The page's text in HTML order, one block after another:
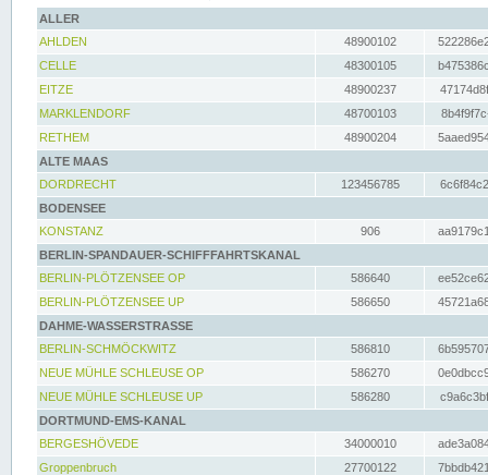
ALLER
AHLDEN
48900102
CELLE
48300105
EITZE
48900237
MARKLENDORF
48700103
RETHEM
48900204
ALTE MAAS
DORDRECHT
123456785
BODENSEE
KONSTANZ
906
BERLIN-SPANDAUER-SCHIFFFAHRTSKANAL
BERLIN-PLÖTZENSEE OP
586640
BERLIN-PLÖTZENSEE UP
586650
DAHME-WASSERSTRASSE
BERLIN-SCHMÖCKWITZ
586810
NEUE MÜHLE SCHLEUSE OP
586270
NEUE MÜHLE SCHLEUSE UP
586280
DORTMUND-EMS-KANAL
BERGESHÖVEDE
34000010
Groppenbruch
27700122